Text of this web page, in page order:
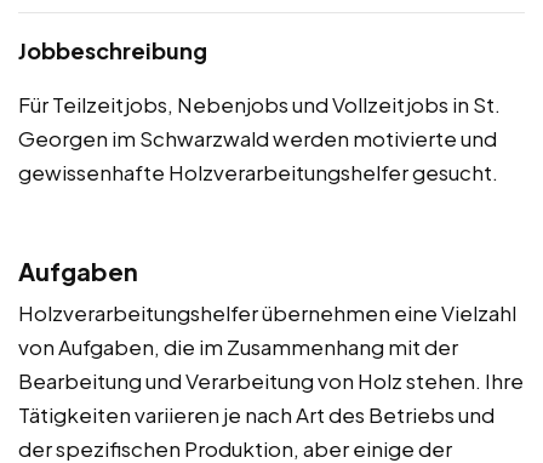
Jobbeschreibung
Für Teilzeitjobs, Nebenjobs und Vollzeitjobs in St.
Georgen im Schwarzwald werden motivierte und
gewissenhafte Holzverarbeitungshelfer gesucht.
Aufgaben
Holzverarbeitungshelfer übernehmen eine Vielzahl
von Aufgaben, die im Zusammenhang mit der
Bearbeitung und Verarbeitung von Holz stehen. Ihre
Tätigkeiten variieren je nach Art des Betriebs und
der spezifischen Produktion, aber einige der